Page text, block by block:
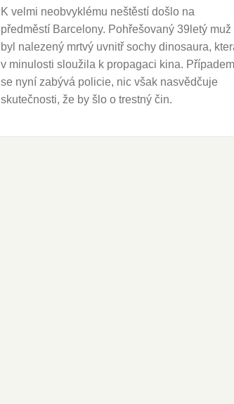
K velmi neobvyklému neštěstí došlo na
předměstí Barcelony. Pohřešovaný 39letý muž
byl nalezený mrtvý uvnitř sochy dinosaura,
v minulosti sloužila k propagaci kina. Případem
se nyní zabývá policie, nic však nasvědčuje
skutečnosti, že by šlo o trestný čin.